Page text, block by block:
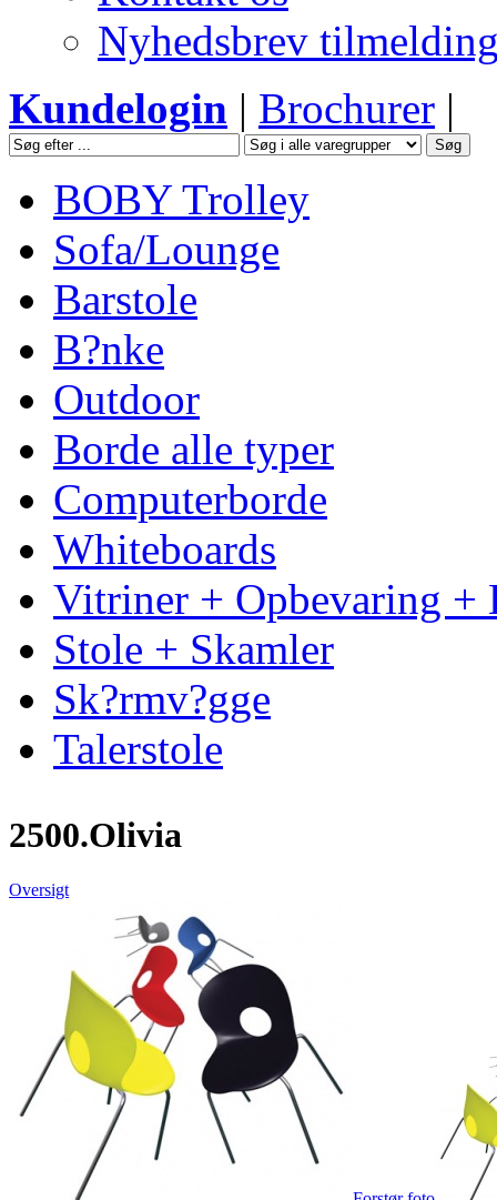
Nyhedsbrev
Kundelogin | Brochurer |
BOBY Trolley
Sofa/Lounge
Barstole
B?nke
Outdoor
Borde alle typer
Computerborde
Whiteboards
Vitriner + Opbevaring +
Stole + Skamler
Sk?rmv?gge
Talerstole
2500.Olivia
Oversigt